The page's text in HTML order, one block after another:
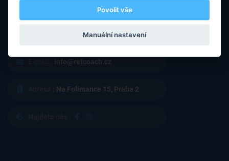
info@refcoach.cz
Na Folimance 15, Praha 2
Povolit vše
Manuální nastavení